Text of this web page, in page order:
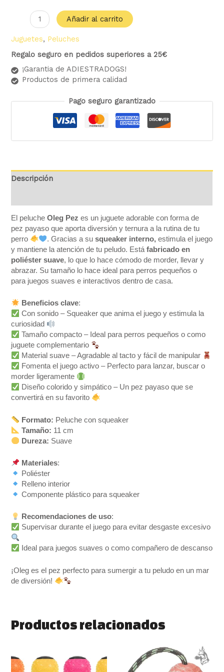
Añadir al carrito
Juguetes, Peluches
Regalo seguro en pedidos superiores a 25€
¡Garantia de ADIESTRADOGS!
Productos de primera calidad
Pago seguro garantizado
Descripción
El pelucheOleg Pez es un juguete adorable con forma de
pez payaso que aporta diversión y ternura a la rutina de tu
perro
. Gracias a su squeaker interno,estimula el juego
y mantiene la atención de tu peludo. Está fabricado en
poliéster suave, lo que lo hace cómodo de morder, llevar y
abrazar. Su tamaño lo hace ideal para perros pequeños o
para juegos suaves e interactivos dentro de casa.
Beneficios clave:
Con sonido – Squeaker que anima el juego y estimula la
curiosidad
Tamaño compacto – Ideal para perros pequeños o como
juguete complementario
Material suave – Agradable al tacto y fácil de manipular
Fomenta el juego activo – Perfecto para lanzar, buscar o
morder ligeramente
Diseño colorido y simpático – Un pez payaso que se
convertirá en su favorito
Formato: Peluche con squeaker
Tamaño: 11 cm
Dureza: Suave
Materiales:
Poliéster
Relleno interior
Componente plástico para squeaker
Recomendaciones de uso:
Supervisar durante el juego para evitar desgaste excesivo
Ideal para juegos suaves o como compañero de descanso
¡Oleg es el pez perfecto para sumergir a tu peludo en un mar
de diversión!
Productos relacionados
producto
tiene
de
precios:
Este